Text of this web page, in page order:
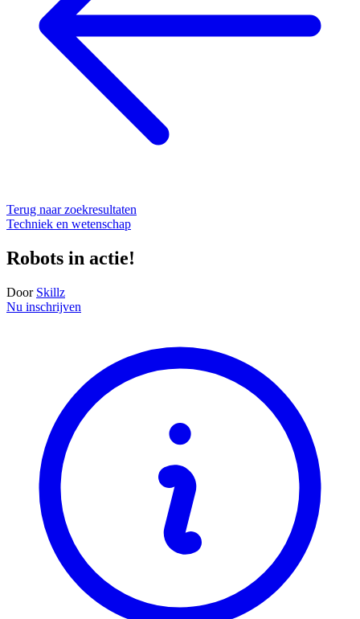
Terug naar zoekresultaten
Techniek en wetenschap
Robots in actie!
Door Skillz
Nu inschrijven